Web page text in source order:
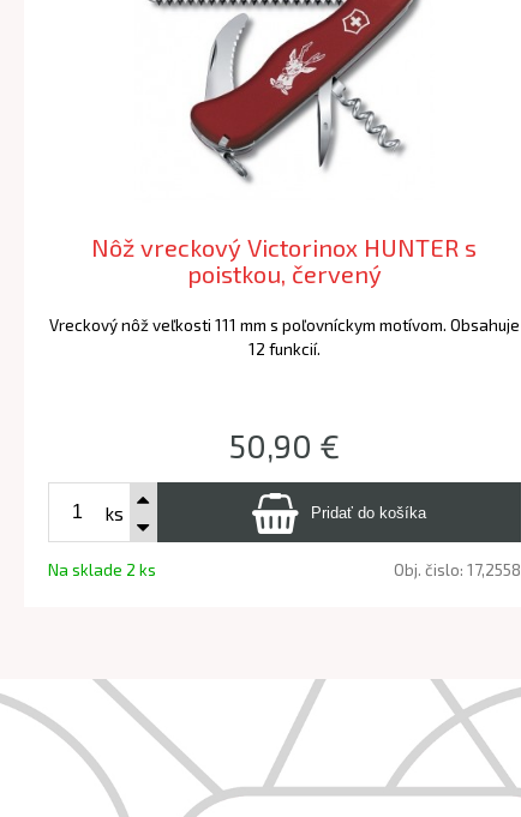
Nôž vreckový Victorinox HUNTER s
poistkou, červený
Vreckový nôž veľkosti 111 mm s poľovníckym motívom. Obsahuje
12 funkcií.
50,90 €
ks
Na sklade 2 ks Obj. čislo: 17,2558